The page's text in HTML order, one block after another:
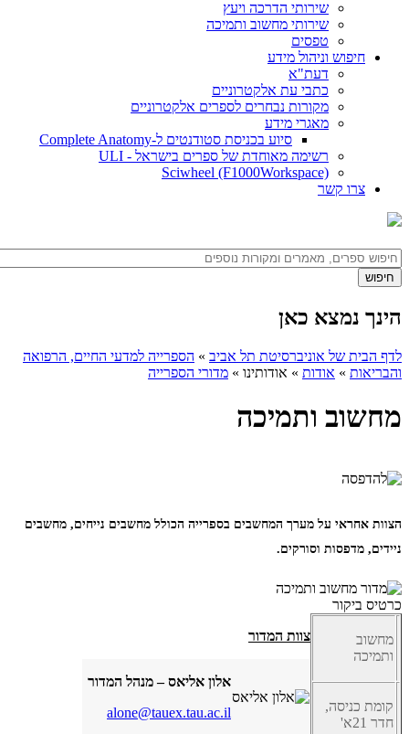
שירותי הדרכה ויעץ
שירותי מחשוב ותמיכה
טפסים
חיפוש וניהול מידע
דעת"א
כתבי עת אלקטרוניים
מקורות נבחרים לספרים אלקטרוניים
מאגרי מידע
סיוע בכניסת סטודנטים ל-Complete Anatomy
רשימה מאוחדת של ספרים בישראל - ULI
Sciwheel (F1000Workspace)
צרו קשר
הינך נמצא כאן
לדף הבית של אוניברסיטת תל אביב » הספרייה למדעי החיים, הרפואה
והבריאות » אודות » אודותינו » מדורי הספרייה
מחשוב ותמיכה
הצוות אחראי על מערך המחשבים בספרייה הכולל מחשבים נייחים, מחשבים
ניידים, מדפסות וסורקים.
כרטיס ביקור
מחשוב
ותמיכה
קומת כניסה,
חדר 21א'
צוות המדור
אלון אליאס – מנהל המדור
alone@tauex.tau.ac.il